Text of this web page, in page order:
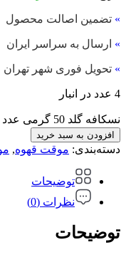
» تضمین اصالت محصول
» ارسال به سراسر ایران
» تحویل فوری شهر تهران
4 عدد در انبار
نسکافه گلد 50 گرمی عدد
افزودن به سبد خرید
دسته‌بندی: موقت قهوه,
توضیحات
نظرات (0)
توضیحات